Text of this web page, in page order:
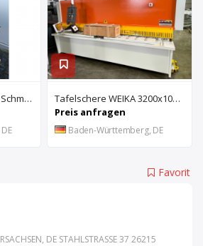
DROOP & REIN - SZ100 Schmiernutenziehmaschine
Tafelschere WEIKA 3200x10mm
Preis anfragen
Baden-Württemberg, DE
Favorit
DE STAHLSTRASSE 37 26215